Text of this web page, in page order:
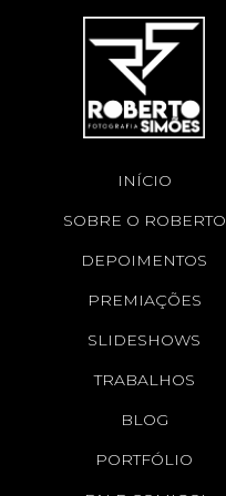
INÍCIO
SOBRE O ROBERTO
DEPOIMENTOS
PREMIAÇÕES
SLIDESHOWS
TRABALHOS
BLOG
PORTFÓLIO